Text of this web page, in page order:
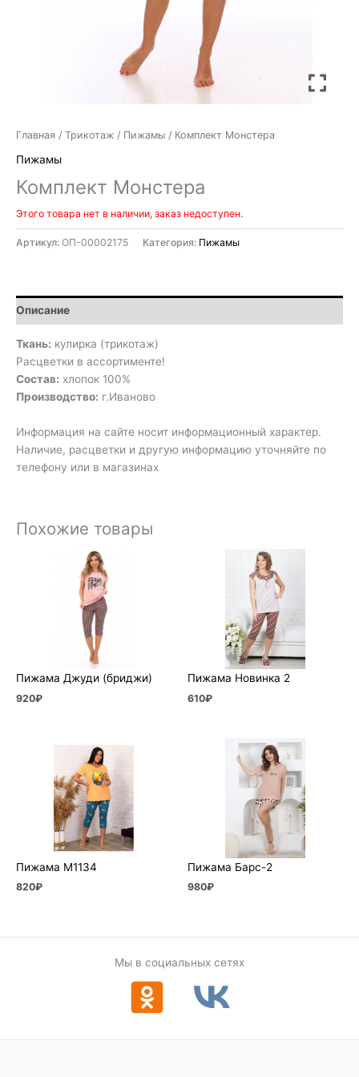
Главная / Трикотаж / Пижамы / Комплект Монстера
Пижамы
Комплект Монстера
Этого товара нет в наличии, заказ недоступен.
Артикул: ОП-00002175 Категория: Пижамы
Описание
Ткань: кулирка (трикотаж)
Расцветки в ассортименте!
Состав: хлопок 100%
Производство: г.Иваново
Информация на сайте носит информационный характер.
Наличие, расцветки и другую информацию уточняйте по
телефону или в магазинах
Похожие товары
Пижама Джуди (бриджи)
920₽
Пижама Новинка 2
610₽
Пижама М1134
820₽
Пижама Барс-2
980₽
Мы в социальных сетях